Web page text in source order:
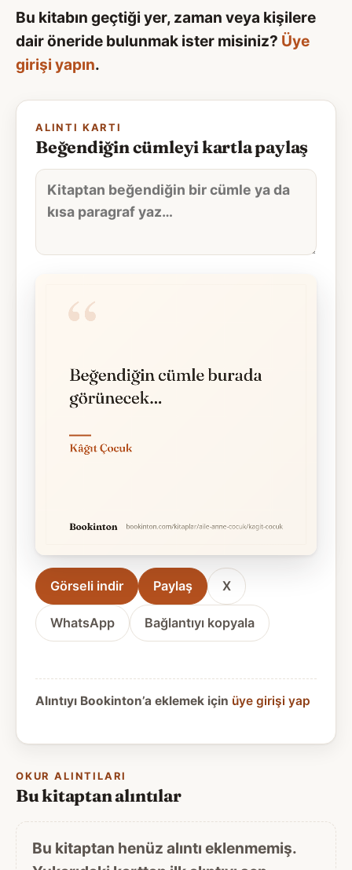
Bu kitabın geçtiği yer, zaman veya kişilere
dair öneride bulunmak ister misiniz? Üye
girişi yapın.
ALINTI KARTI
Beğendiğin cümleyi kartla paylaş
Alıntı
metni
Görseli indir Paylaş X
WhatsApp Bağlantıyı kopyala
Alıntıyı Bookinton’a eklemek için üye girişi yap
OKUR ALINTILARI
Bu kitaptan alıntılar
Bu kitaptan henüz alıntı eklenmemiş.